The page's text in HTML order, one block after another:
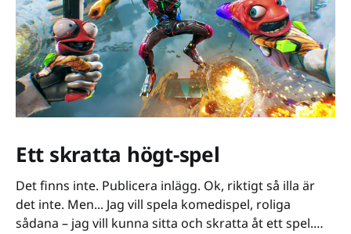
Ett skratta högt-spel
Det finns inte. Publicera inlägg. Ok, riktigt så illa är
det inte. Men... Jag vill spela komedispel, roliga
sådana – jag vill kunna sitta och skratta åt ett spel.